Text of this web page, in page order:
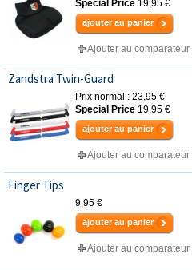
Special Price 19,95 €
ajouter au panier
Ajouter au comparateur
Zandstra Twin-Guard
Prix normal : 23,95 €
Special Price 19,95 €
ajouter au panier
Ajouter au comparateur
Finger Tips
9,95 €
ajouter au panier
Ajouter au comparateur